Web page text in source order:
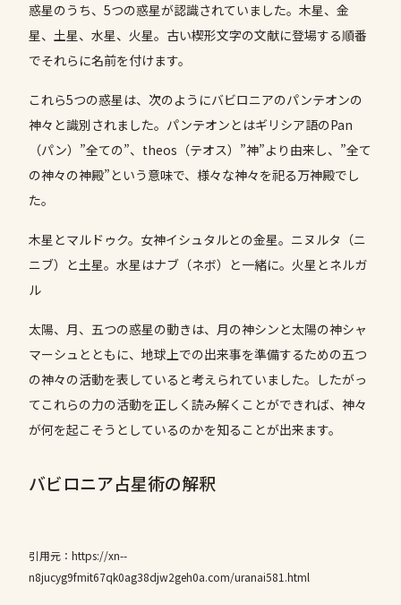
惑星のうち、5つの惑星が認識されていました。木星、金
星、土星、水星、火星。古い楔形文字の文献に登場する順番
でそれらに名前を付けます。
これら5つの惑星は、次のようにバビロニアのパンテオンの
神々と識別されました。パンテオンとはギリシア語のPan
（パン）”全ての”、theos（テオス）”神”より由来し、”全て
の神々の神殿”という意味で、様々な神々を祀る万神殿でし
た。
木星とマルドゥク。女神イシュタルとの金星。ニヌルタ（ニ
ニブ）と土星。水星はナブ（ネボ）と一緒に。火星とネルガ
ル
太陽、月、五つの惑星の動きは、月の神シンと太陽の神シャ
マーシュとともに、地球上での出来事を準備するための五つ
の神々の活動を表していると考えられていました。したがっ
てこれらの力の活動を正しく読み解くことができれば、神々
が何を起こそうとしているのかを知ることが出来ます。
バビロニア占星術の解釈
引用元：https://xn--
n8jucyg9fmit67qk0ag38djw2geh0a.com/uranai581.html